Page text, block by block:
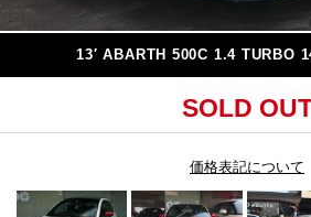
13′ ABARTH 500C 1.4 TURBO
SOLD
価格表記について